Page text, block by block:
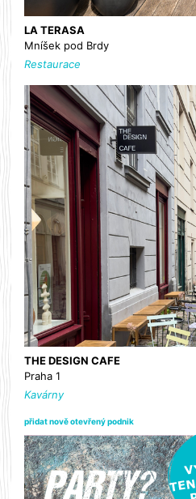
LA TERASA
Mníšek pod Brdy
Restaurace
THE DESIGN CAFE
Praha 1
Kavárny
přidat nově otevřený podnik